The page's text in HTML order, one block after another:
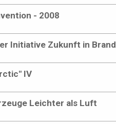
- 2008
Initiative Zukunft in Brand
IV
Leichter als Luft